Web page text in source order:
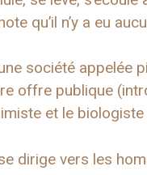
qu’il n’y a eu
société appelée
offre publique
et le biologiste
dirige vers les